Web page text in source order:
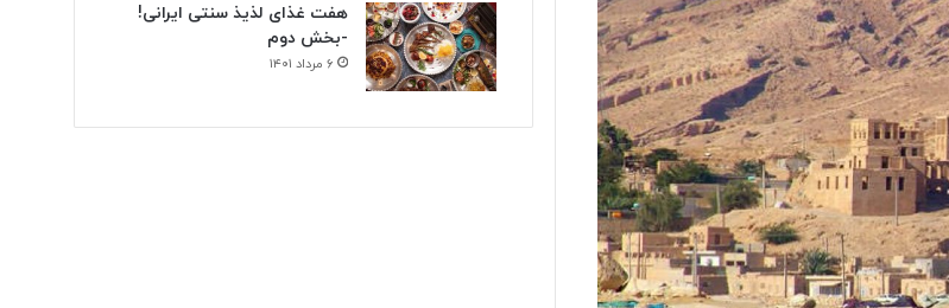
هفت غذای لذیذ سنتی ایرانی!
-بخش دوم
۶ مرداد ۱۴۰۱